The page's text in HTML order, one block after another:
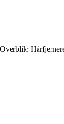
Overblik: